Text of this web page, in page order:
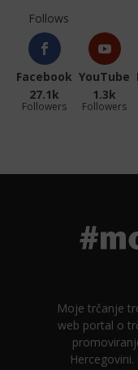
Follows
Facebook
27.1k
Followers
YouTube
1.3k
Followers
Moje trčanje
web portal o